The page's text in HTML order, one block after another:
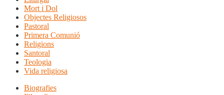
Mort i Dol
Objectes Religiosos
Pastoral
Primera Comunió
Religions
Santoral
Teologia
Vida religiosa
Biografies